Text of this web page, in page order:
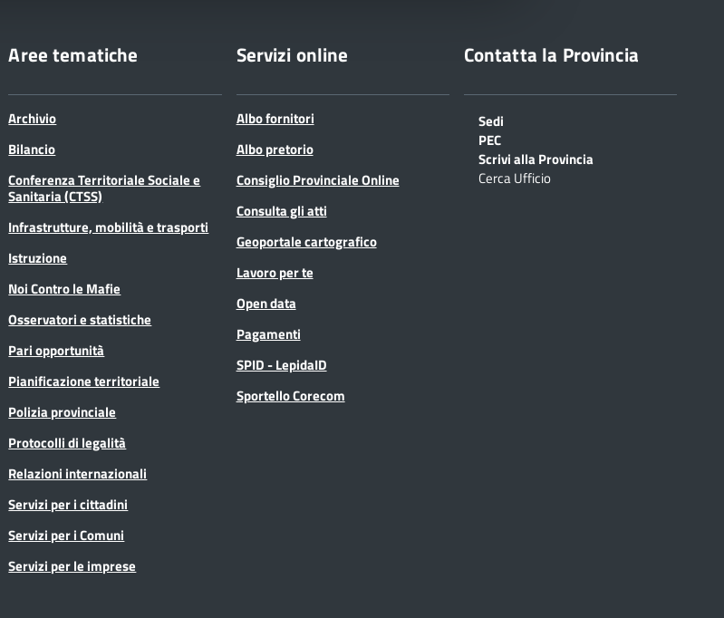
Aree tematiche
Archivio
Bilancio
Conferenza Territoriale Sociale e
Sanitaria (CTSS)
Infrastrutture, mobilità e trasporti
Istruzione
Noi Contro le Mafie
Osservatori e statistiche
Pari opportunità
Pianificazione territoriale
Polizia provinciale
Protocolli di legalità
Relazioni internazionali
Servizi per i cittadini
Servizi per i Comuni
Servizi per le imprese
Servizi online
Albo fornitori
Albo pretorio
Consiglio Provinciale Online
Consulta gli atti
Geoportale cartografico
Lavoro per te
Open data
Pagamenti
SPID - LepidaID
Sportello Corecom
Contatta la Provincia
Sedi
PEC
Scrivi alla Provincia
Cerca Ufficio